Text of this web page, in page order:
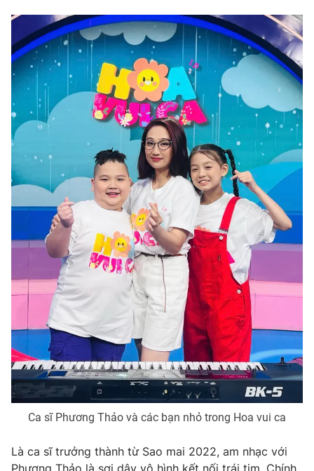
Thị trường
Tư vấn
Lịch phát sóng
Chuyên mục khác
Emagazine Podcast
Photo Infographic
Video Shorts video
VTV Money VTV Thể thao
VTV Sức khoẻ Bất động sản
Thị trường 24h Tấm lòng Việt
VTV4 Vươn mình bằng AI
VTV9 VTV8
Liên hệ tòa soạn English
Ca sĩ Phương Thảo và các bạn nhỏ trong Hoa vui ca
Là ca sĩ trưởng thành từ Sao mai 2022, am nhạc với